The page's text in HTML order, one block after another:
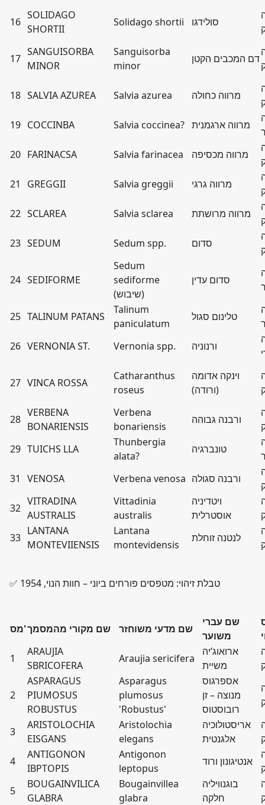
16
SOLIDAGO
SHORTII
Solidago shortii סולידגו
17
SANGUISORBA
MINOR
Sanguisorba
minor
דם המכבים הקטן
18 SALVIA AZUREA Salvia azurea מרווה כחולה
19 COCCINBA Salvia coccinea? מרווה ארגמנית
20 FARINACSA Salvia farinacea מרווה מכסיפה
21
GREGGII Salvia greggii מרווה גרגי
22 SCLAREA Salvia sclarea מרווה מרושתת
23 SEDUM Sedum spp. סדום
24 SEDIFORME
Sedum
sediforme
(שיבוש)
סדום עדין
25 TALINUM PATANS
Talinum
paniculatum
טלינום סגול
26 VERNONIA ST. Vernonia spp. ורנוניה
27 VINCA ROSSA
Catharanthus
roseus
וינקה אדומה
(ורודה)
28
VERBENA
BONARIENSIS
Verbena
bonariensis
ורבנה גבוהה
29 TUICHS LLA
Thunbergia
alata?
טונברגיה
31
VENOSA Verbena venosa ורבנה סגולה
32
VITRADINA
AUSTRALIS
Vittadinia
australis
ויטדיניה
אוסטרלית
33
LANTANA
MONTEVIIENSIS
Lantana
montevidensis
לנטנה זוחלת
✅ טבלת זיהוי: מטפסים פורחים ביוני – חוות הנוי, 1954
מס'שם מקורי מהמסמך שם מדעי משוחזר
שם עברי
משוער
1
ARAUJIA
SBRICOFERA
Araujia sericifera
ארואוג’יה
משיית
2
ASPARAGUS
PIUMOSUS
ROBUSTUS
Asparagus
plumosus
'Robustus'
אספרגוס
מנוצה – זן
רובוסטוס
3
ARISTOLOCHIA
EISGANS
Aristolochia
elegans
אריסטולוכיה
אלגנטית
4
ANTIGONON
IBPTOPIS
Antigonon
leptopus
אנטיגונון ורוד
5
BOUGAINVILICA
GLABRA
Bougainvillea
glabra
בוגנוויליה
חלקה